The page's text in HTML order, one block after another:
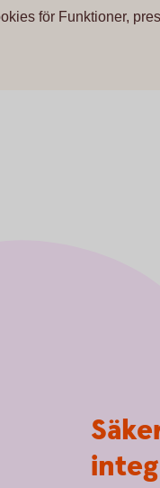
för Funktioner,